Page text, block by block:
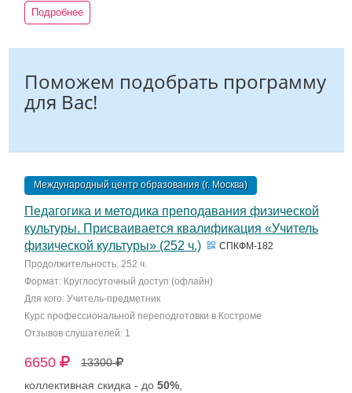
Подробнее
Поможем подобрать программу
для Вас!
Международный центр образования (г. Москва)
Педагогика и методика преподавания физической
культуры. Присваивается квалификация «Учитель
физической культуры» (252 ч.)
СПКФМ-182
Продолжительность: 252 ч.
Формат: Круглосуточный доступ (офлайн)
Для кого: Учитель-предметник
Курс профессиональной переподготовки в Костроме
Отзывов слушателей: 1
6650
13300
коллективная скидка - до 50%